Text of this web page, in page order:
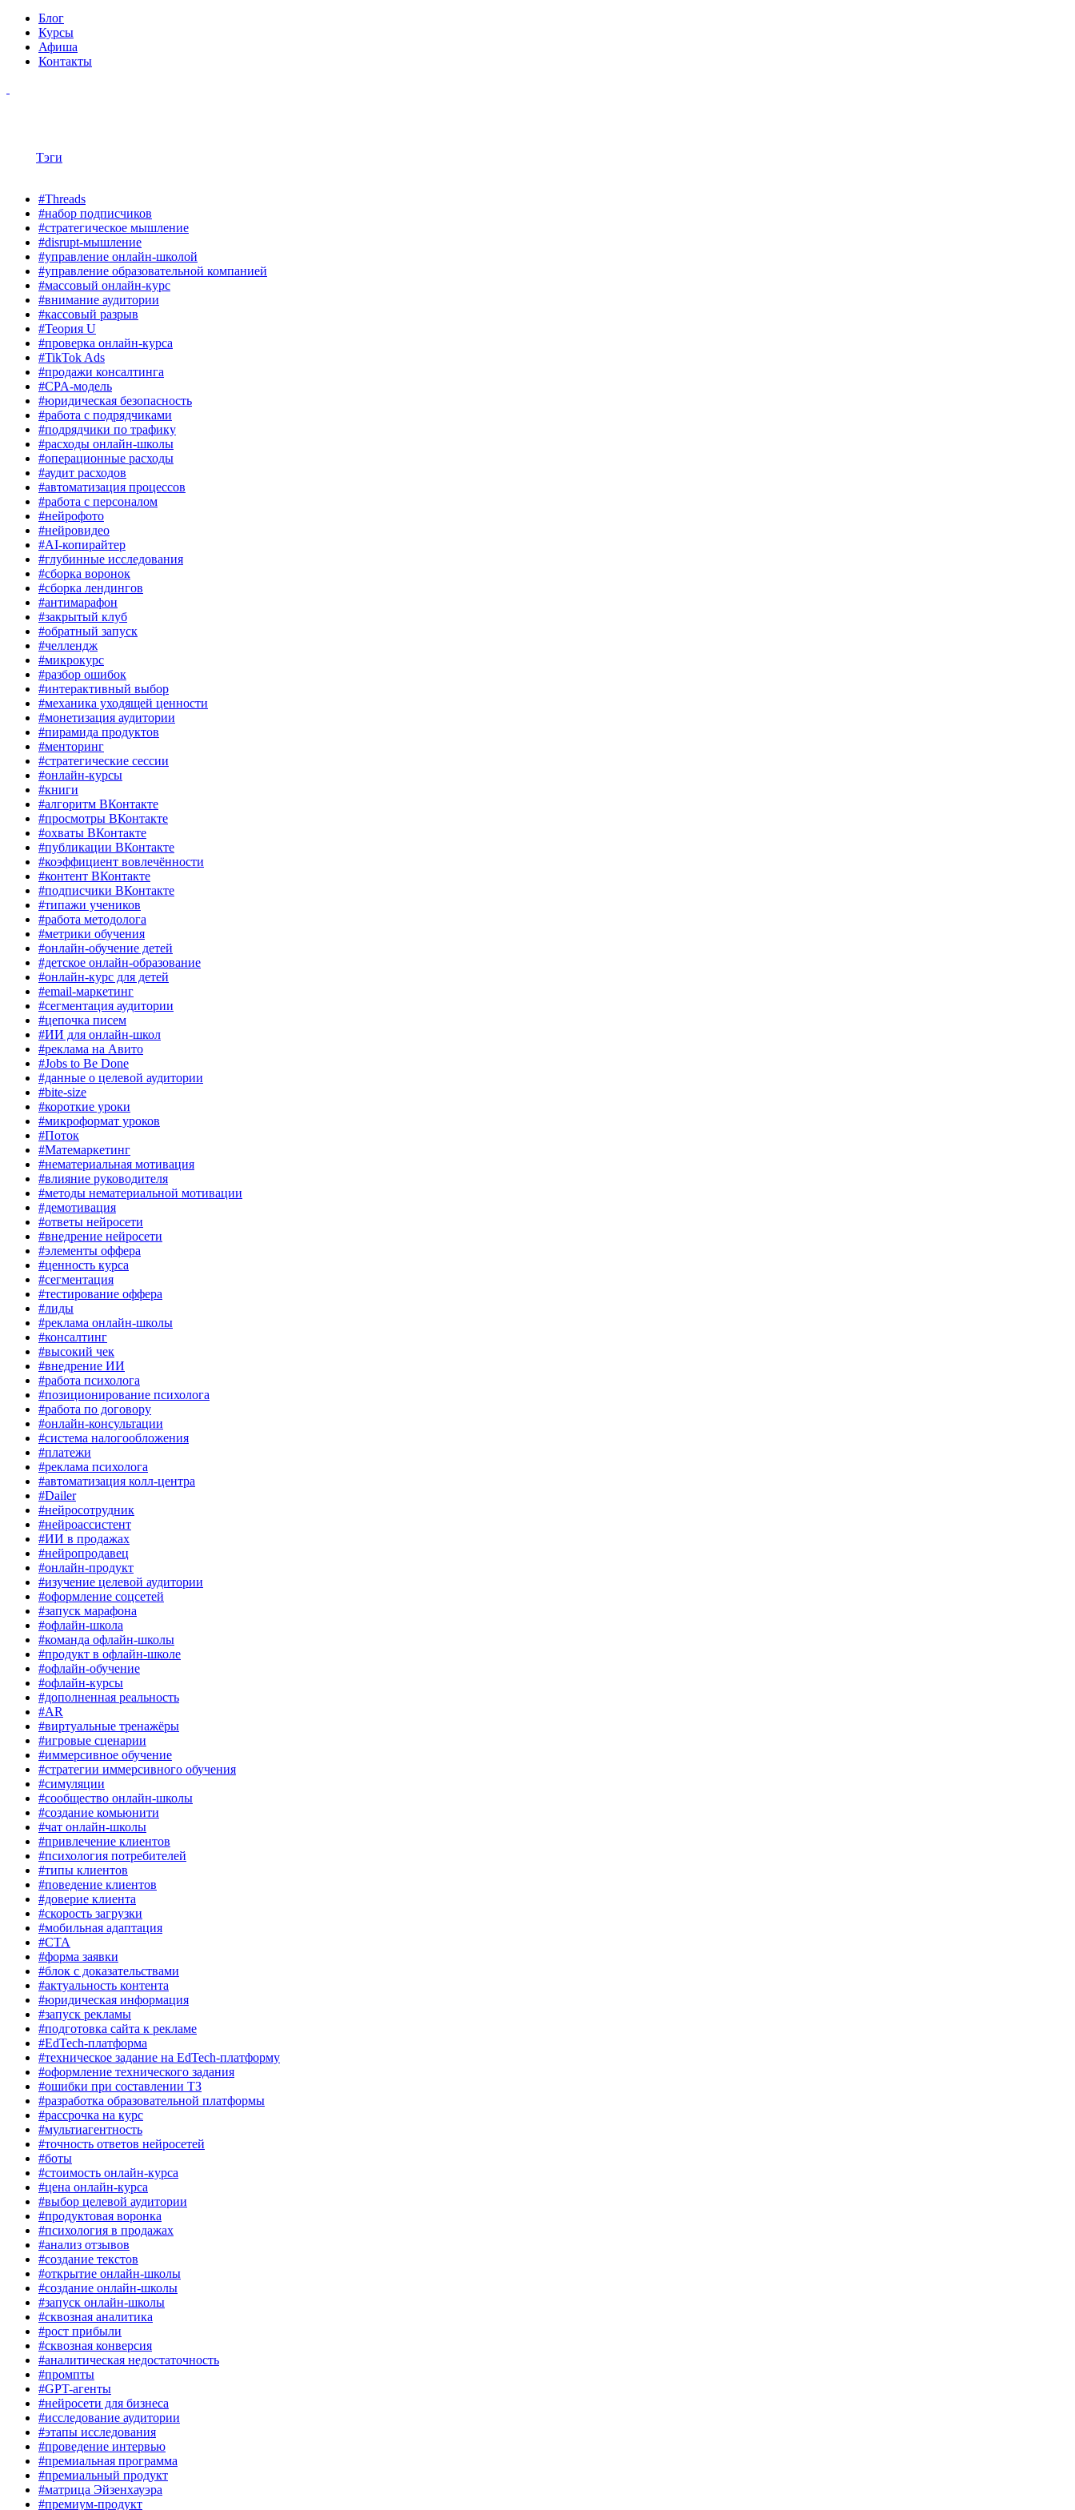
Блог
Курсы
Афиша
Контакты
Тэги
#Threads
#набор подписчиков
#стратегическое мышление
#disrupt-мышление
#управление онлайн-школой
#управление образовательной компанией
#массовый онлайн-курс
#внимание аудитории
#кассовый разрыв
#Теория U
#проверка онлайн-курса
#TikTok Ads
#продажи консалтинга
#CPA-модель
#юридическая безопасность
#работа с подрядчиками
#подрядчики по трафику
#расходы онлайн-школы
#операционные расходы
#аудит расходов
#автоматизация процессов
#работа с персоналом
#нейрофото
#нейровидео
#AI-копирайтер
#глубинные исследования
#сборка воронок
#сборка лендингов
#антимарафон
#закрытый клуб
#обратный запуск
#челлендж
#микрокурс
#разбор ошибок
#интерактивный выбор
#механика уходящей ценности
#монетизация аудитории
#пирамида продуктов
#менторинг
#стратегические сессии
#онлайн-курсы
#книги
#алгоритм ВКонтакте
#просмотры ВКонтакте
#охваты ВКонтакте
#публикации ВКонтакте
#коэффициент вовлечённости
#контент ВКонтакте
#подписчики ВКонтакте
#типажи учеников
#работа методолога
#метрики обучения
#онлайн-обучение детей
#детское онлайн-образование
#онлайн-курс для детей
#email-маркетинг
#сегментация аудитории
#цепочка писем
#ИИ для онлайн-школ
#реклама на Авито
#Jobs to Be Done
#данные о целевой аудитории
#bite-size
#короткие уроки
#микроформат уроков
#Поток
#Матемаркетинг
#нематериальная мотивация
#влияние руководителя
#методы нематериальной мотивации
#демотивация
#ответы нейросети
#внедрение нейросети
#элементы оффера
#ценность курса
#сегментация
#тестирование оффера
#лиды
#реклама онлайн-школы
#консалтинг
#высокий чек
#внедрение ИИ
#работа психолога
#позиционирование психолога
#работа по договору
#онлайн-консультации
#система налогообложения
#платежи
#реклама психолога
#автоматизация колл-центра
#Dailer
#нейросотрудник
#нейроассистент
#ИИ в продажах
#нейропродавец
#онлайн-продукт
#изучение целевой аудитории
#оформление соцсетей
#запуск марафона
#офлайн-школа
#команда офлайн-школы
#продукт в офлайн-школе
#офлайн-обучение
#офлайн-курсы
#дополненная реальность
#AR
#виртуальные тренажёры
#игровые сценарии
#иммерсивное обучение
#стратегии иммерсивного обучения
#симуляции
#сообщество онлайн-школы
#создание комьюнити
#чат онлайн-школы
#привлечение клиентов
#психология потребителей
#типы клиентов
#поведение клиентов
#доверие клиента
#скорость загрузки
#мобильная адаптация
#CTA
#форма заявки
#блок с доказательствами
#актуальность контента
#юридическая информация
#запуск рекламы
#подготовка сайта к рекламе
#EdTech-платформа
#техническое задание на EdTech-платформу
#оформление технического задания
#ошибки при составлении ТЗ
#разработка образовательной платформы
#рассрочка на курс
#мультиагентность
#точность ответов нейросетей
#боты
#стоимость онлайн-курса
#цена онлайн-курса
#выбор целевой аудитории
#продуктовая воронка
#психология в продажах
#анализ отзывов
#создание текстов
#открытие онлайн-школы
#создание онлайн-школы
#запуск онлайн-школы
#сквозная аналитика
#рост прибыли
#сквозная конверсия
#аналитическая недостаточность
#промпты
#GPT-агенты
#нейросети для бизнеса
#исследование аудитории
#этапы исследования
#проведение интервью
#премиальная программа
#премиальный продукт
#матрица Эйзенхауэра
#премиум-продукт